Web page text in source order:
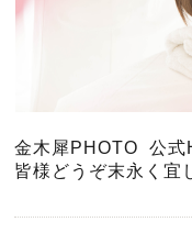
金木犀PHOTO 公式
皆様どうぞ末永く宜